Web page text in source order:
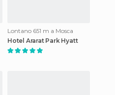
Lontano 651 m a Mosca
Hotel Ararat Park Hyatt